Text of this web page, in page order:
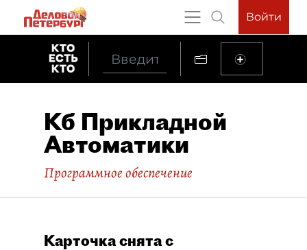
Войти
Кб Прикладной
Автоматики
Программное обеспечение
Карточка снята с